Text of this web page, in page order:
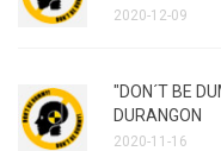
2020-12-09
"DON´T BE
DURANGON
2020-11-16